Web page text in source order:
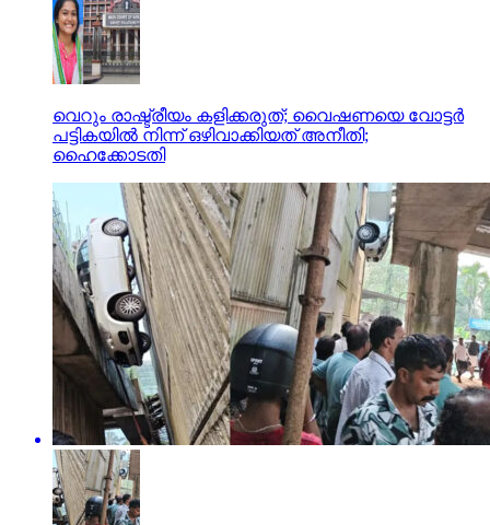
വെറും രാഷ്ട്രീയം കളിക്കരുത്; വൈഷണയെ വോട്ടര്‍
പട്ടികയില്‍ നിന്ന് ഒഴിവാക്കിയത് അനീതി;
ഹൈക്കോടതി